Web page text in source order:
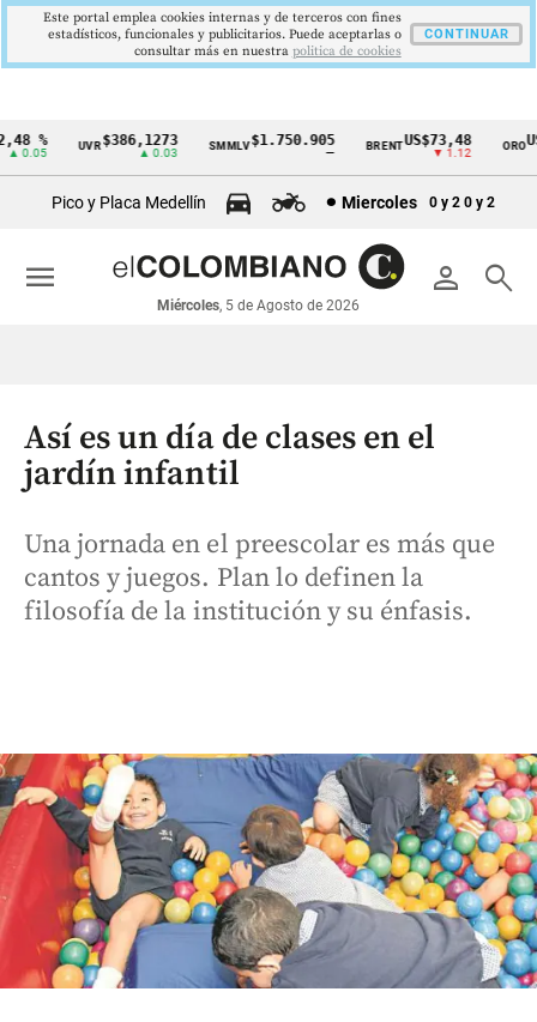
Cintillo
económicos
Colombia
% UVR$386,1273
▲ 0.03
SMMLV$1.750.905 BRENTUS$73,48
▼ 1.12
ORO
Pico y Placa Medellín Miercoles 0 y 2 0 y 2
person search
Miércoles, 5 de Agosto de 2026
menu
Así es un día de clases en el
jardín infantil
Una jornada en el preescolar es más que
cantos y juegos. Plan lo definen la
filosofía de la institución y su énfasis.
Este portal emplea cookies internas y de terceros con fines
estadísticos, funcionales y publicitarios. Puede aceptarlas o
consultar más en nuestra politica de cookies
CONTINUAR